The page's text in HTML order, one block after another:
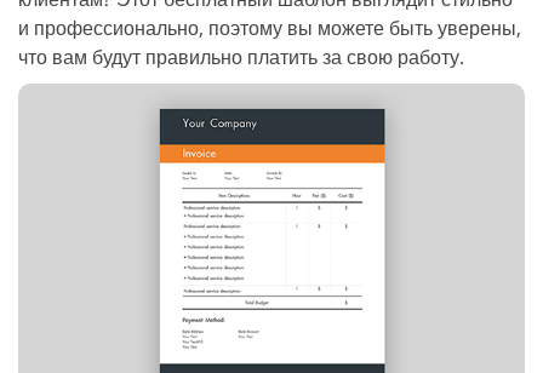
и профессионально, поэтому вы можете быть уверены,
что вам будут правильно платить за свою работу.